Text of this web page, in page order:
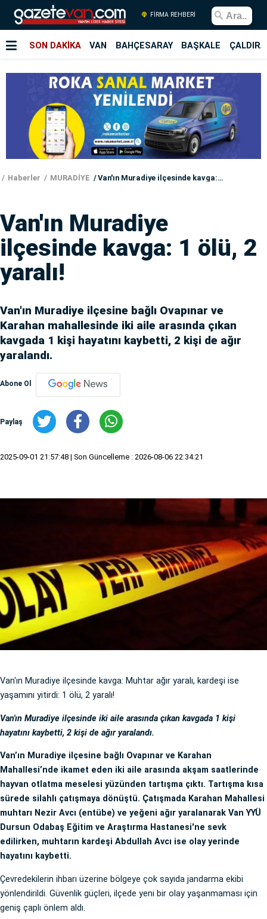
FİRMA REHBERİ
SON DAKİKA VAN BAHÇESARAY BAŞKALE
Haberler MURADİYE Van'ın Muradiye ilçesinde kavga: 1 ölü, 2 yaralı!
Van'ın Muradiye
ilçesinde kavga: 1 ölü, 2
yaralı!
Van'ın Muradiye ilçesine bağlı Ovapınar ve
Karahan mahallesinde iki aile arasında çıkan
kavgada 1 kişi hayatını kaybetti, 2 kişi de ağır
yaralandı.
Abone Ol
Paylaş
2025-09-01 21:57:48 | Son Güncelleme : 2026-08-06 22:34:21
Van'ın Muradiye ilçesinde kavga: Muhtar ağır yaralı, kardeşi ise
yaşamını yitirdi: 1 ölü, 2 yaralı!
Van'ın Muradiye ilçesinde iki aile arasında çıkan kavgada 1 kişi
hayatını kaybetti, 2 kişi de ağır yaralandı.
Van’ın Muradiye ilçesine bağlı Ovapınar ve Karahan
Mahallesi’nde ikamet eden iki aile arasında akşam saatlerinde
hayvan otlatma meselesi yüzünden tartışma çıktı. Tartışma kısa
sürede silahlı çatışmaya dönüştü. Çatışmada Karahan Mahallesi
muhtarı Nezir Avcı (entübe) ve yeğeni ağır yaralanarak Van YYÜ
Dursun Odabaş Eğitim ve Araştırma Hastanesi'ne sevk
edilirken, muhtarın kardeşi Abdullah Avcı ise olay yerinde
hayatını kaybetti.
Çevredekilerin ihbarı üzerine bölgeye çok sayıda jandarma ekibi
yönlendirildi. Güvenlik güçleri, ilçede yeni bir olay yaşanmaması için
geniş çaplı önlem aldı.